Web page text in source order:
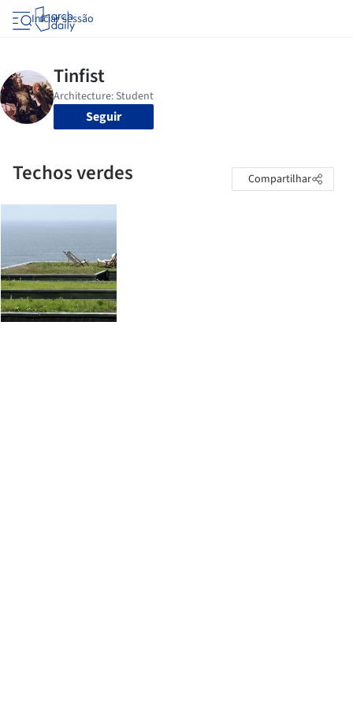
Iniciar sessão
Seguir
Techos verdes Compartilhar